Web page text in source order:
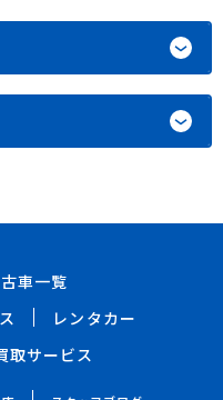
車一覧
レンタカー
取サービス